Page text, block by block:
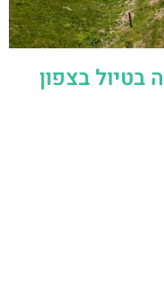
בטיול בצפון